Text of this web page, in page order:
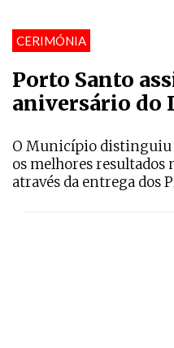
CERIMÓNIA
Porto Santo
aniversário do
O Município distinguiu
os melhores resultados
através da entrega dos